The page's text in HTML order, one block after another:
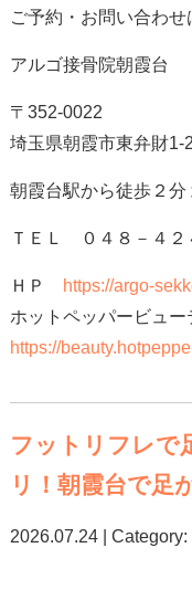
ご予約・お問い合わせ
アルゴ接骨院朝霞台
〒352-0022
埼玉県朝霞市東弁財
朝霞台駅から徒歩２
ＴＥＬ ０４８－４２
ＨＰ
https://argo-
ホットペッパービュ
https://
フットリフレで
リ！朝霞台で足
2026.07.24 | Category: